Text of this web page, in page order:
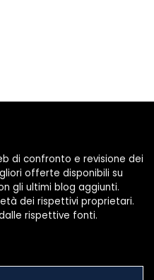
di confronto e revisione dei
offerte disponibili su
gli ultimi blog aggiunti.
dei rispettivi proprietari.
rispettive fonti.